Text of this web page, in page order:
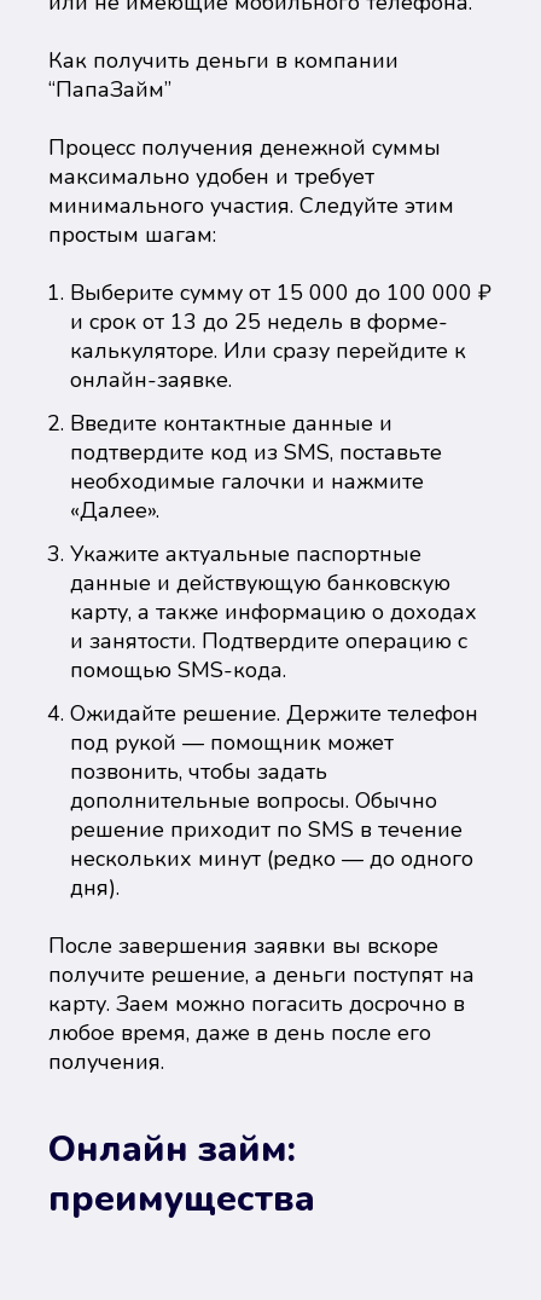
Как получить деньги в компании
“ПапаЗайм”
Процесс получения денежной суммы
максимально удобен и требует
минимального участия. Следуйте этим
простым шагам:
Выберите сумму от 15 000 до 100 000 ₽
и срок от 13 до 25 недель в форме-
калькуляторе. Или сразу перейдите к
онлайн-заявке.
Введите контактные данные и
подтвердите код из SMS, поставьте
необходимые галочки и нажмите
«Далее».
Укажите актуальные паспортные
данные и действующую банковскую
карту, а также информацию о доходах
и занятости. Подтвердите операцию с
помощью SMS-кода.
Ожидайте решение. Держите телефон
под рукой — помощник может
позвонить, чтобы задать
дополнительные вопросы. Обычно
решение приходит по SMS в течение
нескольких минут (редко — до одного
дня).
После завершения заявки вы вскоре
получите решение, а деньги поступят на
карту. Заем можно погасить досрочно в
любое время, даже в день после его
получения.
Онлайн займ:
преимущества